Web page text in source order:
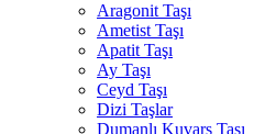
Aragonit Taşı
Ametist Taşı
Apatit Taşı
Ay Taşı
Ceyd Taşı
Dizi Taşlar
Dumanlı Kuvars Taşı